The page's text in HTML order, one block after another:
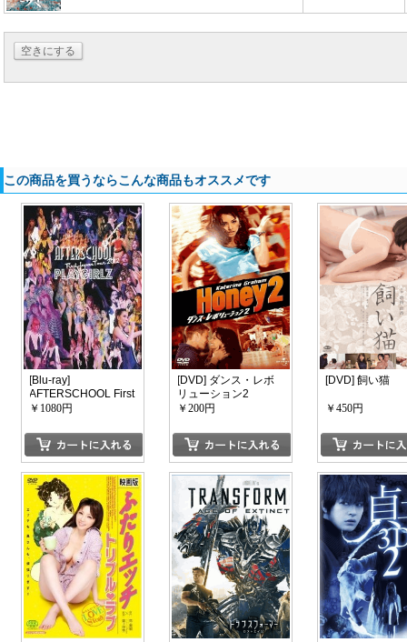
空きにする
この商品を買うならこんな商品もオススメです
[Blu-ray]
AFTERSCHOOL First
Japan Tour 2012 -
￥1080円
[DVD] ダンス・レボ
リューション2
￥200円
[DVD] 飼い猫
￥450円